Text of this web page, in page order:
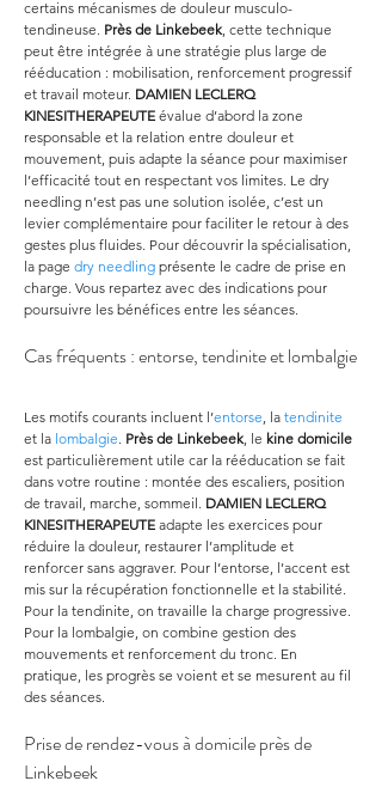
certains mécanismes de douleur musculo-
tendineuse. Près de Linkebeek, cette technique
peut être intégrée à une stratégie plus large de
rééducation : mobilisation, renforcement progressif
et travail moteur. DAMIEN LECLERQ
KINESITHERAPEUTE évalue d’abord la zone
responsable et la relation entre douleur et
mouvement, puis adapte la séance pour maximiser
l’efficacité tout en respectant vos limites. Le dry
needling n’est pas une solution isolée, c’est un
levier complémentaire pour faciliter le retour à des
gestes plus fluides. Pour découvrir la spécialisation,
la page dry needling présente le cadre de prise en
charge. Vous repartez avec des indications pour
poursuivre les bénéfices entre les séances.
Cas fréquents : entorse, tendinite et lombalgie
Les motifs courants incluent l’entorse, la tendinite
et la lombalgie. Près de Linkebeek, le kine domicile
est particulièrement utile car la rééducation se fait
dans votre routine : montée des escaliers, position
de travail, marche, sommeil. DAMIEN LECLERQ
KINESITHERAPEUTE adapte les exercices pour
réduire la douleur, restaurer l’amplitude et
renforcer sans aggraver. Pour l’entorse, l’accent est
mis sur la récupération fonctionnelle et la stabilité.
Pour la tendinite, on travaille la charge progressive.
Pour la lombalgie, on combine gestion des
mouvements et renforcement du tronc. En
pratique, les progrès se voient et se mesurent au fil
des séances.
Prise de rendez-vous à domicile près de
Linkebeek